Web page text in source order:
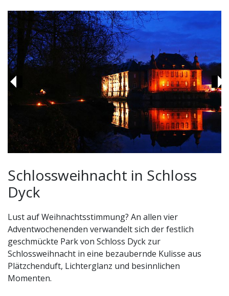
Previous
Schlossweihnacht in Schloss
Dyck
Lust auf Weihnachtsstimmung? An allen vier
Adventwochenenden verwandelt sich der festlich
geschmückte Park von Schloss Dyck zur
Schlossweihnacht in eine bezaubernde Kulisse aus
Plätzchenduft, Lichterglanz und besinnlichen
Momenten.